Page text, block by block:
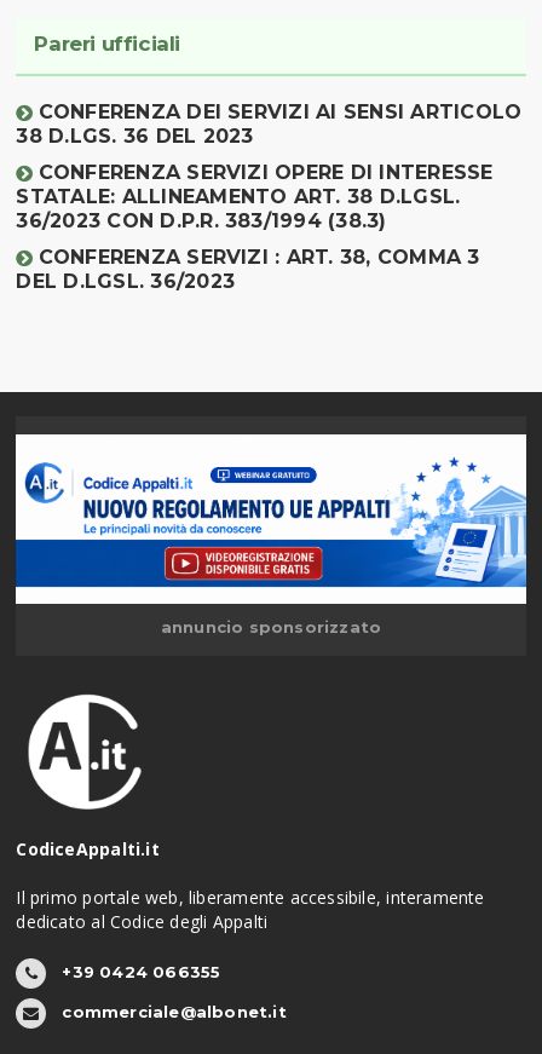
Pareri ufficiali
CONFERENZA DEI SERVIZI AI SENSI ARTICOLO
38 D.LGS. 36 DEL 2023
CONFERENZA SERVIZI OPERE DI INTERESSE
STATALE: ALLINEAMENTO ART. 38 D.LGSL.
36/2023 CON D.P.R. 383/1994 (38.3)
CONFERENZA SERVIZI : ART. 38, COMMA 3
DEL D.LGSL. 36/2023
annuncio sponsorizzato
CodiceAppalti.it
Il primo portale web, liberamente accessibile, interamente
dedicato al Codice degli Appalti
+39 0424 066355
commerciale@albonet.it